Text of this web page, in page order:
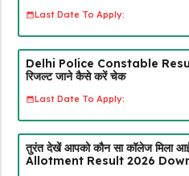
Last Date To Apply:
Delhi Police Constable
रिजल्ट जाने कैसे करें चेक
Last Date To Apply:
तुरंत देखें आपको कौन सा कॉलेज मिला
Allotment Result 2026